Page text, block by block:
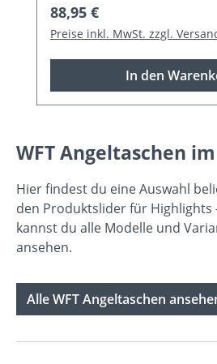
Regulärer Preis:
88,95 €
Preise inkl. MwSt. zzgl.
In den
WFT Angeltaschen
Hier findest du eine Auswahl
den Produktslider für Highlights
kannst du alle Modelle und
ansehen.
Alle WFT Angeltaschen